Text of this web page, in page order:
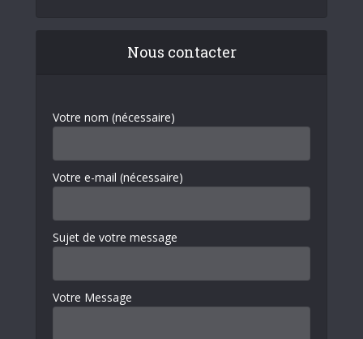
Nous contacter
Votre nom (nécessaire)
Votre e-mail (nécessaire)
Sujet de votre message
Votre Message